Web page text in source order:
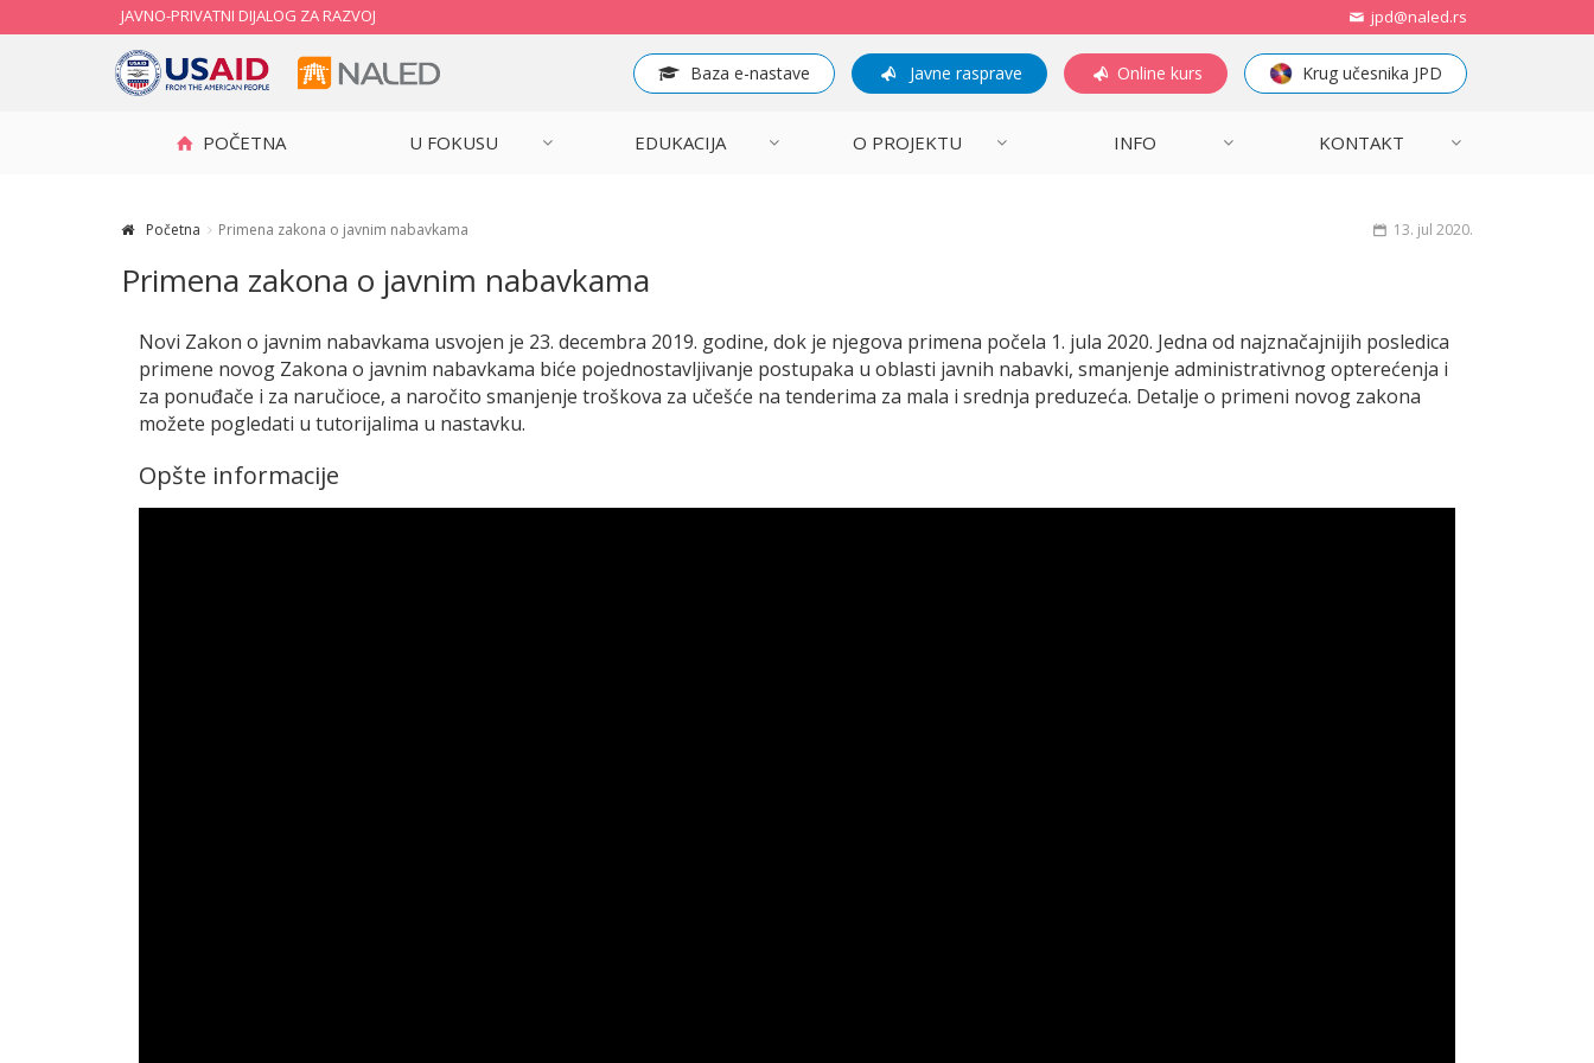
JAVNO-PRIVATNI DIJALOG ZA RAZVOJ jpd@naled.rs
Baza e-nastave Javne rasprave Online kurs Krug učesnika JPD
POČETNA U FOKUSU EDUKACIJA O PROJEKTU INFO KONTAKT
Početna Primena zakona o javnim nabavkama 13. jul 2020.
Primena zakona o javnim nabavkama
Novi Zakon o javnim nabavkama usvojen je 23. decembra 2019. godine, dok je njegova primena počela 1. jula 2020. Jedna od najznačajnijih posledica
primene novog Zakona o javnim nabavkama biće pojednostavljivanje postupaka u oblasti javnih nabavki, smanjenje administrativnog opterećenja i
za ponuđače i za naručioce, a naročito smanjenje troškova za učešće na tenderima za mala i srednja preduzeća. Detalje o primeni novog zakona
možete pogledati u tutorijalima u nastavku.
Opšte informacije